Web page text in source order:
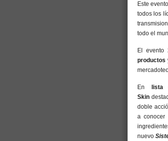
Este
todos los
todo el
El
productos
En lista
Skin
doble
a
nuevo